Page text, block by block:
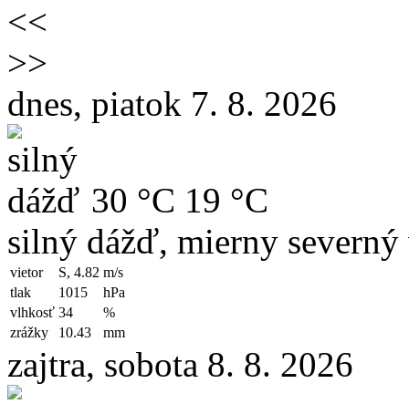
<<
>>
dnes, piatok 7. 8. 2026
30 °C 19 °C
silný dážď, mierny
vietor S, 4.82 m/s
tlak
1015
hPa
vlhkosť 34
%
zrážky
10.43 mm
zajtra, sobota 8. 8. 2026